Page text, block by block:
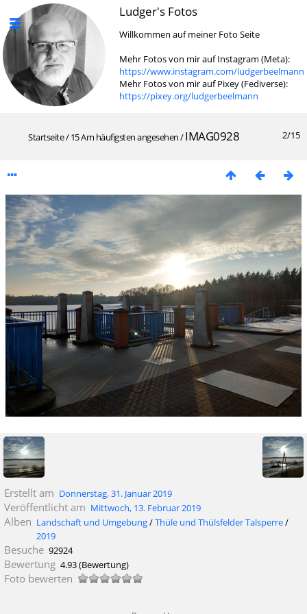
Ludger's Fotos
Willkommen auf meiner Foto Seite
Mehr Fotos von mir auf Instagram (Meta):
https://www.instagram.com/ludgerbeelmann
Mehr Fotos von mir auf Pixey (Fediverse):
https://pixey.org/ludgerbeelmann
2/15
Startseite/15 Am häufigsten angesehen/IMAG0928
Erstellt am Donnerstag, 31. Januar 2019
Veröffentlicht am Mittwoch, 13. Februar 2019
Alben Landschaft und Umgebung/Thüle und Thülsfelder Talsperre/
2019
Besuche 92924
Bewertung 4.93(Bewertung)
Foto bewerten